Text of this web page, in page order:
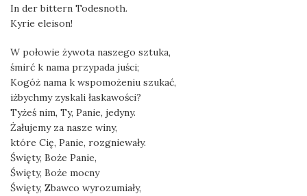
In der bittern Todesnoth.
Kyrie eleison!
W połowie żywota naszego sztuka,
śmirć k nama przypada juści;
Kogóż nama k wspomożeniu szukać,
iżbychmy zyskali łaskawości?
Tyżeś nim, Ty, Panie, jedyny.
Żałujemy za nasze winy,
które Cię, Panie, rozgniewały.
Święty, Boże Panie,
Święty, Boże mocny
Święty, Zbawco wyrozumiały,